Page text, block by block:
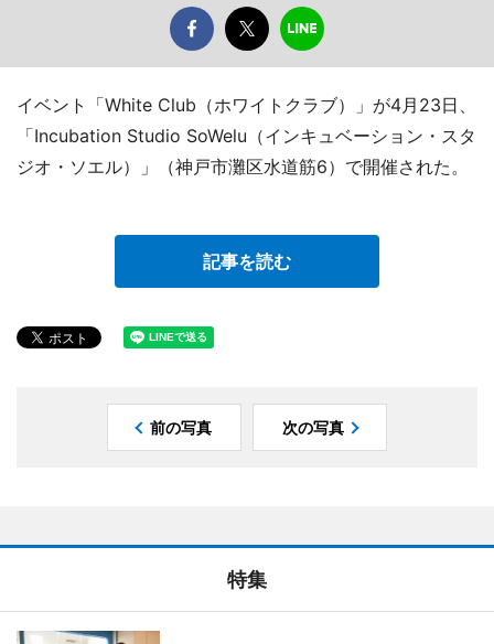
イベント「White Club（ホワイトクラブ）」が4月23日、
「Incubation Studio SoWelu（インキュベーション・スタ
ジオ・ソエル）」（神戸市灘区水道筋6）で開催された。
記事を読む
前の写真 次の写真
特集